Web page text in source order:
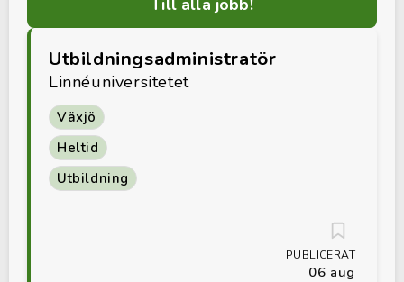
Till alla jobb!
Utbildningsadministratör
Linnéuniversitetet
Växjö
Heltid
Utbildning
PUBLICERAT
06 aug